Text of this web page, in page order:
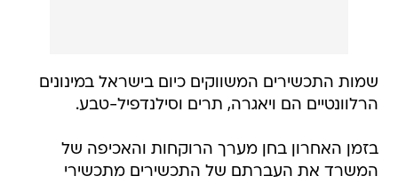
שמות התכשירים המשווקים כיום בישראל במינונים
הרלוונטיים הם ויאגרה, תרים וסילנדפיל-טבע.
בזמן האחרון בחן מערך הרוקחות והאכיפה של
המשרד את העברתם של התכשירים מתכשירי